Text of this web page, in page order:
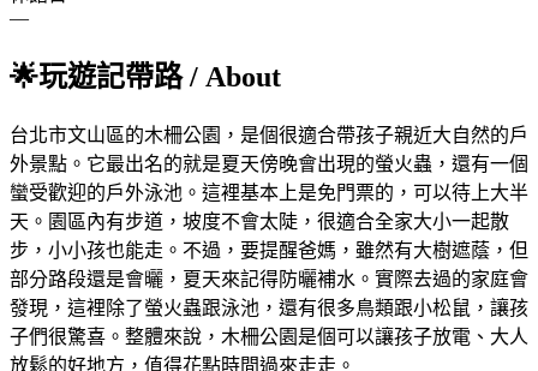
—
🌟玩遊記帶路/ About
台北市文山區的木柵公園，是個很適合帶孩子親近大自然的戶
外景點。它最出名的就是夏天傍晚會出現的螢火蟲，還有一個
蠻受歡迎的戶外泳池。這裡基本上是免門票的，可以待上大半
天。園區內有步道，坡度不會太陡，很適合全家大小一起散
步，小小孩也能走。不過，要提醒爸媽，雖然有大樹遮蔭，但
部分路段還是會曬，夏天來記得防曬補水。實際去過的家庭會
發現，這裡除了螢火蟲跟泳池，還有很多鳥類跟小松鼠，讓孩
子們很驚喜。整體來說，木柵公園是個可以讓孩子放電、大人
放鬆的好地方，值得花點時間過來走走。